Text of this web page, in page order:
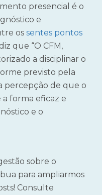
presencial é o
e
os sentes pontos
que “O CFM,
a disciplinar o
previsto pela
percepção de que o
forma eficaz e
e o
sobre o
para ampliarmos
Consulte